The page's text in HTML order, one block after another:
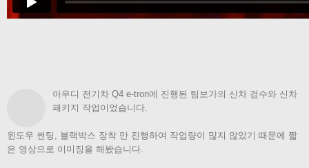
아우디 전기차 Q4 e-tron에 진행된 팀보가의 신차 검수와 신차
패키지 작업이었습니다.
윈도우 썬팅, 블랙박스 장착 만 진행하여 작업량이 많지 않았기 때문에 짧
은 영상으로 이미징을 해봤습니다.